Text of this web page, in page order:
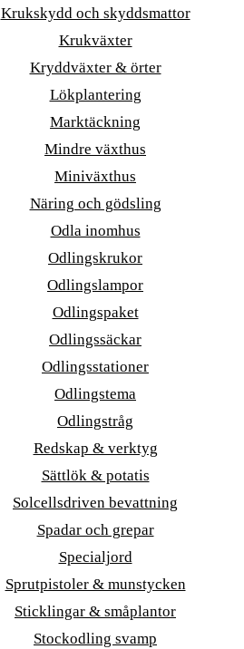
Krukskydd och skyddsmattor
Krukväxter
Kryddväxter & örter
Lökplantering
Marktäckning
Mindre växthus
Miniväxthus
Näring och gödsling
Odla inomhus
Odlingskrukor
Odlingslampor
Odlingspaket
Odlingssäckar
Odlingsstationer
Odlingstema
Odlingstråg
Redskap & verktyg
Sättlök & potatis
Solcellsdriven bevattning
Spadar och grepar
Specialjord
Sprutpistoler & munstycken
Sticklingar & småplantor
Stockodling svamp